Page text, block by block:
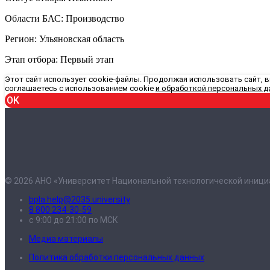
Области БАС: Производство
Регион: Ульяновская область
Этап отбора: Первый этап
Этот сайт использует cookie-файлы. Продолжая использовать сайт,
соглашаетесь с использованием cookie и обработкой персональных
OK
© 2026 АНО «Университет Национальной технологической
bpla.help@2035.university
8 800 234-30-59
с 9:00 до 21:00 по МСК
Медиа материалы
Политика обработки персональных данных